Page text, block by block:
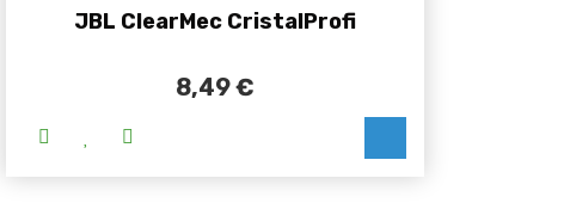
5out of 5
JBL ClearMec CristalProfi
8,49€